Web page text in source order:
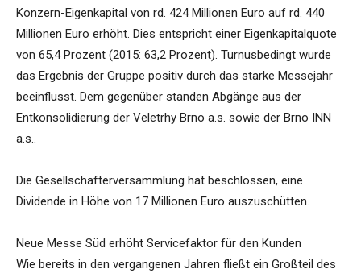
Konzern-Eigenkapital von rd. 424 Millionen Euro auf rd. 440
Millionen Euro erhöht. Dies entspricht einer Eigenkapitalquote
von 65,4 Prozent (2015: 63,2 Prozent). Turnusbedingt wurde
das Ergebnis der Gruppe positiv durch das starke Messejahr
beeinflusst. Dem gegenüber standen Abgänge aus der
Entkonsolidierung der Veletrhy Brno a.s. sowie der Brno INN
a.s..
Die Gesellschafterversammlung hat beschlossen, eine
Dividende in Höhe von 17 Millionen Euro auszuschütten.
Neue Messe Süd erhöht Servicefaktor für den Kunden
Wie bereits in den vergangenen Jahren fließt ein Großteil des